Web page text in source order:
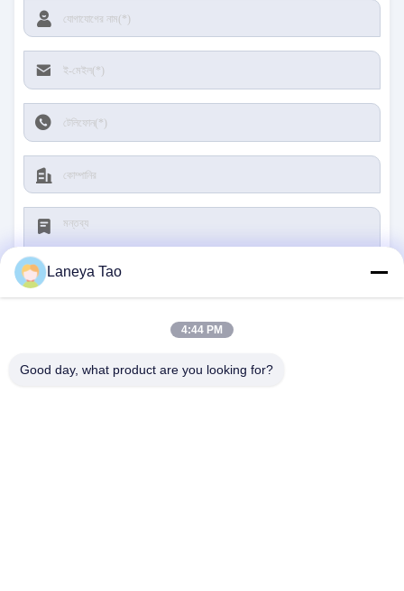
জমা দিন
Laneya Tao
4:44 PM
Good day, what product are you looking for?